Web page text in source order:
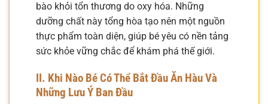
bào khỏi tổn thương do oxy hóa. Những
dưỡng chất này tổng hòa tạo nên một nguồn
thực phẩm toàn diện, giúp bé yêu có nền tảng
sức khỏe vững chắc để khám phá thế giới.
II. Khi Nào Bé Có Thể Bắt Đầu Ăn Hàu Và
Những Lưu Ý Ban Đầu